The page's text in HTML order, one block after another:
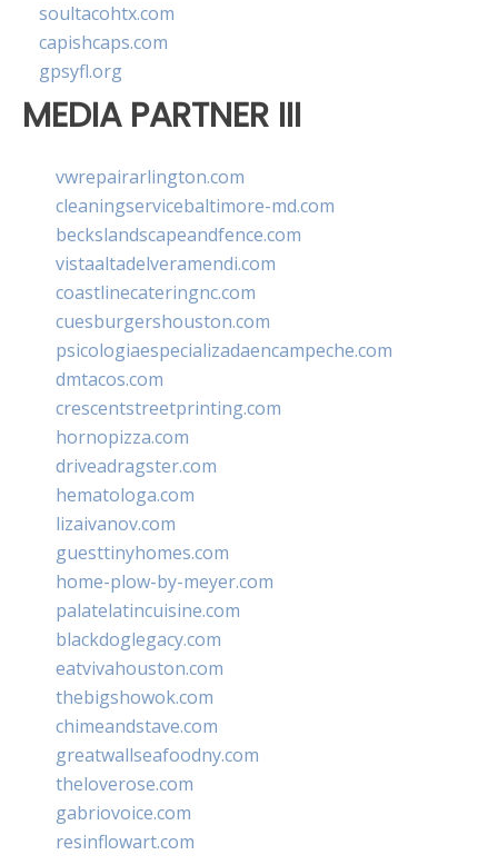
soultacohtx.com
capishcaps.com
gpsyfl.org
MEDIA PARTNER III
vwrepairarlington.com
cleaningservicebaltimore-md.com
beckslandscapeandfence.com
vistaaltadelveramendi.com
coastlinecateringnc.com
cuesburgershouston.com
psicologiaespecializadaencampeche.com
dmtacos.com
crescentstreetprinting.com
hornopizza.com
driveadragster.com
hematologa.com
lizaivanov.com
guesttinyhomes.com
home-plow-by-meyer.com
palatelatincuisine.com
blackdoglegacy.com
eatvivahouston.com
thebigshowok.com
chimeandstave.com
greatwallseafoodny.com
theloverose.com
gabriovoice.com
resinflowart.com